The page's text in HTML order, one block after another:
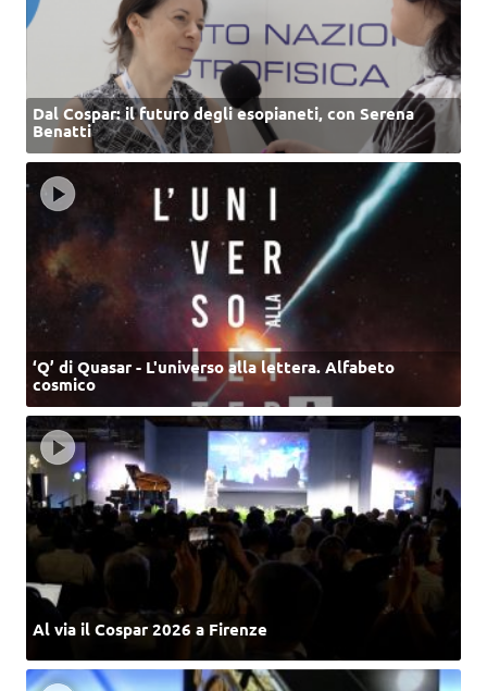
Dal Cospar: il futuro degli esopianeti, con Serena
Benatti
‘Q’ di Quasar - L'universo alla lettera. Alfabeto
cosmico
Al via il Cospar 2026 a Firenze